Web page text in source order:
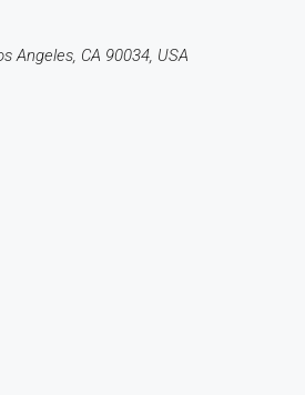
Angeles, CA 90034, USA